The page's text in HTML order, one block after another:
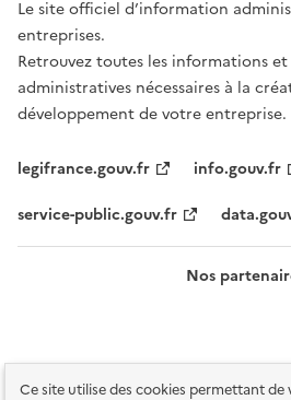
Ce site utilise des cookies permettant de
Le site officiel d’information
entreprises.
Retrouvez toutes les informations
administratives nécessaires à la
développement de votre entreprise.
legifrance.gouv.fr
info.gouv.fr
service-public.gouv.fr
Nos